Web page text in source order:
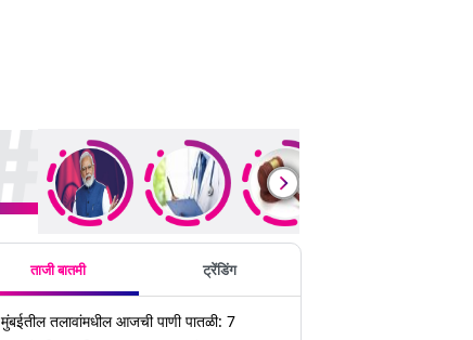
ताजी बातमी ट्रेंडिंग
मुंबईतील तलावांमधील आजची पाणी पातळी: 7